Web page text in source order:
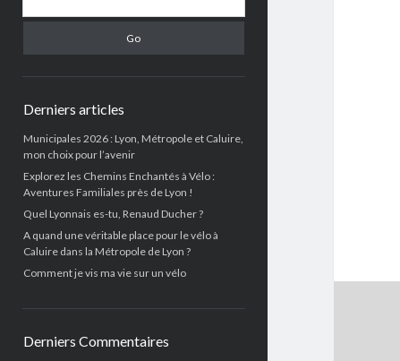
Derniers articles
Municipales 2026 : Lyon, Métropole et Caluire,
mon choix pour l’avenir
Explorez les Chemins Enchantés à Vélo :
Aventures Familiales près de Lyon !
Quel Lyonnais es-tu, Renaud Ducher ?
A quand une véritable place pour le vélo à
Caluire dans la Métropole de Lyon ?
Comment je vis ma vie sur un vélo
Derniers Commentaires